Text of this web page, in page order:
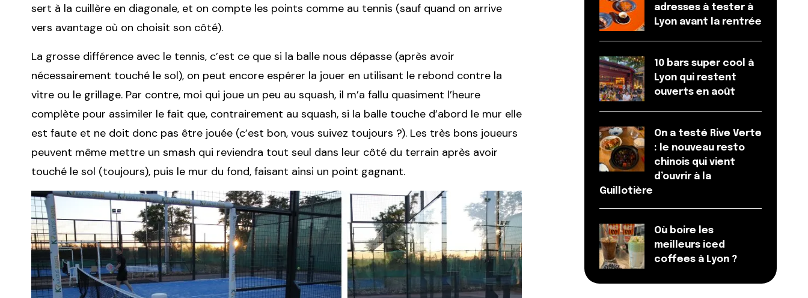
sert à la cuillère en diagonale, et on compte les points comme au tennis (sauf quand on arrive
vers avantage où on choisit son côté).
La grosse différence avec le tennis, c’est ce que si la balle nous dépasse (après avoir
nécessairement touché le sol), on peut encore espérer la jouer en utilisant le rebond contre la
vitre ou le grillage. Par contre, moi qui joue un peu au squash, il m’a fallu quasiment l’heure
complète pour assimiler le fait que, contrairement au squash, si la balle touche d’abord le mur elle
est faute et ne doit donc pas être jouée (c’est bon, vous suivez toujours ?). Les très bons joueurs
peuvent même mettre un smash qui reviendra tout seul dans leur côté du terrain après avoir
touché le sol (toujours), puis le mur du fond, faisant ainsi un point gagnant.
adresses à tester à
Lyon avant la rentrée
10 bars super cool à
Lyon qui restent
ouverts en août
On a testé Rive Verte
: le nouveau resto
chinois qui vient
d’ouvrir à la
Guillotière
Où boire les
meilleurs iced
coffees à Lyon ?